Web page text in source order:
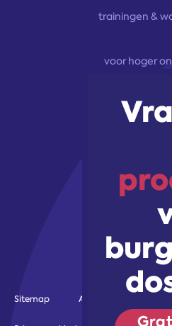
trainingen &
voor hoger
trainingen &
Volg
Sitemap Algemene